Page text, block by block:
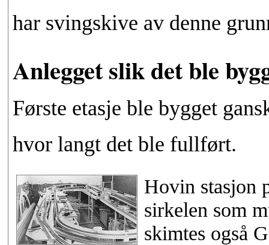
har svingskive av denne
Anlegget slik det ble
Første etasje ble bygget
hvor langt det ble fullført.
Hovin stasjon
sirkelen som
skimtes også